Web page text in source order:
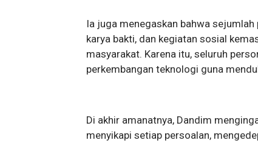
Ia juga menegaskan bahwa
karya bakti, dan kegiatan sosial
masyarakat. Karena itu, seluruh
perkembangan teknologi guna
Di akhir amanatnya, Dandim
menyikapi setiap persoalan,